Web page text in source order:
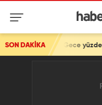
SON DAKİKA
yüzde 97'ye ulaştı